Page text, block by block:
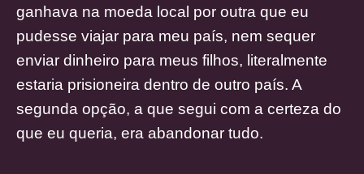
ganhava na moeda local por outra que eu
pudesse viajar para meu país, nem sequer
enviar dinheiro para meus filhos, literalmente
estaria prisioneira dentro de outro país. A
segunda opção, a que segui com a certeza do
que eu queria, era abandonar tudo.